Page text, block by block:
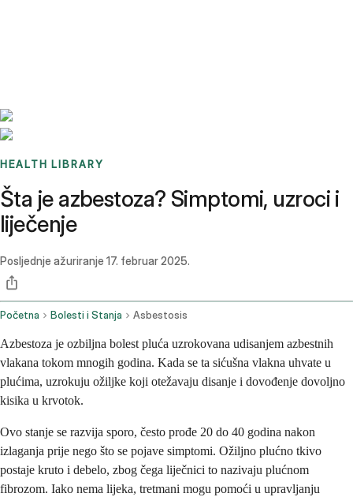
HEALTH LIBRARY
Šta je azbestoza? Simptomi, uzroci i
liječenje
Posljednje ažuriranje 17. februar 2025.
Početna Bolesti i Stanja Asbestosis
Azbestoza je ozbiljna bolest pluća uzrokovana udisanjem azbestnih
vlakana tokom mnogih godina. Kada se ta sićušna vlakna uhvate u
plućima, uzrokuju ožiljke koji otežavaju disanje i dovođenje dovoljno
kisika u krvotok.
Ovo stanje se razvija sporo, često prođe 20 do 40 godina nakon
izlaganja prije nego što se pojave simptomi. Ožiljno plućno tkivo
postaje kruto i debelo, zbog čega liječnici to nazivaju plućnom
fibrozom. Iako nema lijeka, tretmani mogu pomoći u upravljanju